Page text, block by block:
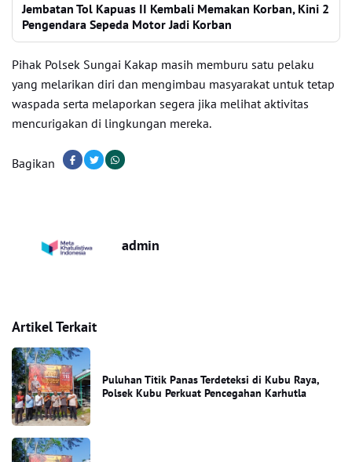
Jembatan Tol Kapuas II Kembali Memakan Korban, Kini 2
Pengendara Sepeda Motor Jadi Korban
Pihak Polsek Sungai Kakap masih memburu satu pelaku
yang melarikan diri dan mengimbau masyarakat untuk tetap
waspada serta melaporkan segera jika melihat aktivitas
mencurigakan di lingkungan mereka.
Bagikan
admin
Artikel Terkait
Puluhan Titik Panas Terdeteksi di Kubu Raya,
Polsek Kubu Perkuat Pencegahan Karhutla